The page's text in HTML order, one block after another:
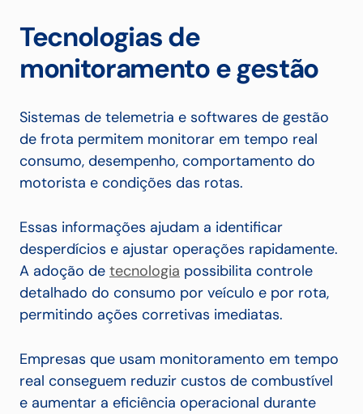
Tecnologias de
monitoramento e gestão
Sistemas de telemetria e softwares de gestão
de frota permitem monitorar em tempo real
consumo, desempenho, comportamento do
motorista e condições das rotas.
Essas informações ajudam a identificar
desperdícios e ajustar operações rapidamente.
A adoção de tecnologia possibilita controle
detalhado do consumo por veículo e por rota,
permitindo ações corretivas imediatas.
Empresas que usam monitoramento em tempo
real conseguem reduzir custos de combustível
e aumentar a eficiência operacional durante